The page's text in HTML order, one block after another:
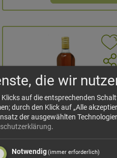
Bergkräutersirup
die wir
Klicks auf die entsprechenden
durch den Klick auf „Alle
der ausgewählten
.
Notwendig(immer erforderlich)